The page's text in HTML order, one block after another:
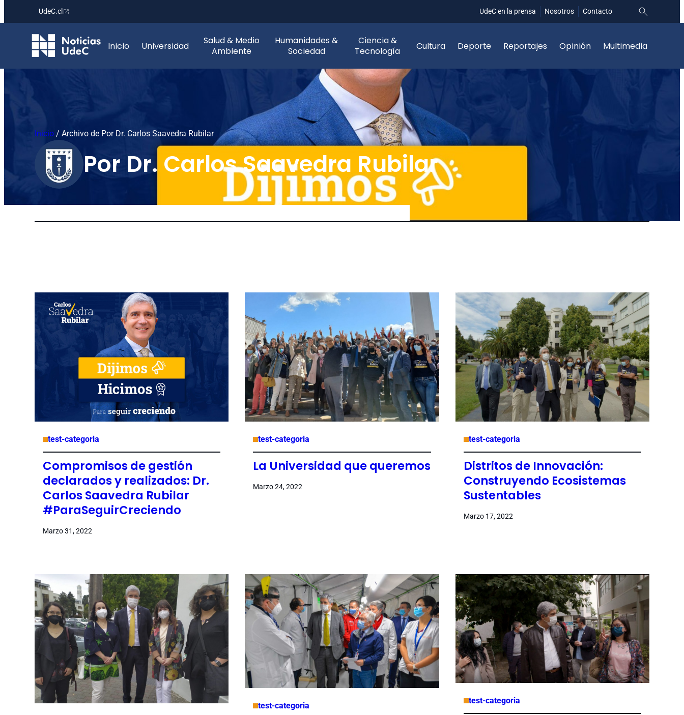
contenido
UdeC.cl UdeC en la prensa Nosotros Contacto
Inicio Universidad
Salud & Medio
Ambiente
Humanidades &
Sociedad
Ciencia &
Tecnología
Cultura Deporte Reportajes Opinión Multimedia
Inicio / Archivo de Por Dr. Carlos Saavedra Rubilar
Por Dr. Carlos Saavedra Rubilar
test-categoria
Compromisos de gestión
declarados y realizados: Dr.
Carlos Saavedra Rubilar
#ParaSeguirCreciendo
Marzo 31, 2022
test-categoria
La Universidad que queremos
Marzo 24, 2022
test-categoria
Distritos de Innovación:
Construyendo Ecosistemas
Sustentables
Marzo 17, 2022
test-categoria
test-categoria